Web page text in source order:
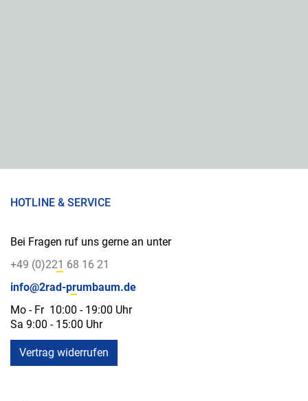
HOTLINE & SERVICE
Bei Fragen ruf uns gerne an unter
+49 (0)221 68 16 21
info@2rad-prumbaum.de
Mo - Fr 10:00 - 19:00 Uhr
Sa 9:00 - 15:00 Uhr
Vertrag widerrufen